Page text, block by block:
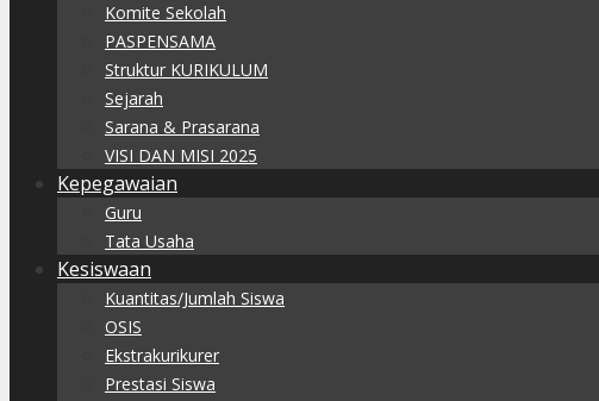
Komite Sekolah
PASPENSAMA
Struktur KURIKULUM
Sejarah
Sarana & Prasarana
VISI DAN MISI 2025
Kepegawaian
Guru
Tata Usaha
Kesiswaan
Kuantitas/Jumlah Siswa
OSIS
Ekstrakurikurer
Prestasi Siswa